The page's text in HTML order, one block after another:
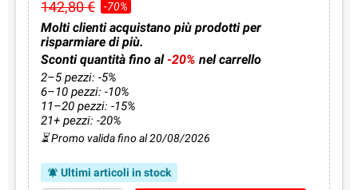
142,80 € -70%
Molti clienti acquistano più prodotti per
risparmiare di più.
Sconti quantità fino al-20% nel carrello
2–5 pezzi: -5%
6–10 pezzi: -10%
11–20 pezzi: -15%
21+ pezzi: -20%
⏳ Promo valida fino al 20/08/2026
notifications_active Ultimi articoli in stock